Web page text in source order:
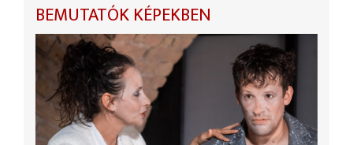
BEMUTATÓK KÉPEKBEN